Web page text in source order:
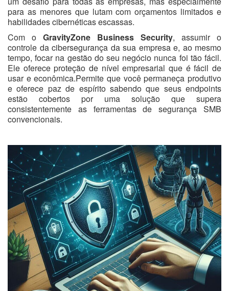
para as menores que lutam com orçamentos limitados e
habilidades cibernéticas escassas.
Com o GravityZone Business Security, assumir o
controle da cibersegurança da sua empresa e, ao mesmo
tempo, focar na gestão do seu negócio nunca foi tão fácil.
Ele oferece proteção de nível empresarial que é fácil de
usar e econômica.Permite que você permaneça produtivo
e oferece paz de espírito sabendo que seus endpoints
estão cobertos por uma solução que supera
consistentemente as ferramentas de segurança SMB
convencionais.